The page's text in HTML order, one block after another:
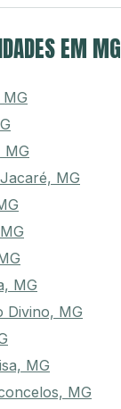
EM MG
MG
MG
MG
Divino, MG
MG
MG